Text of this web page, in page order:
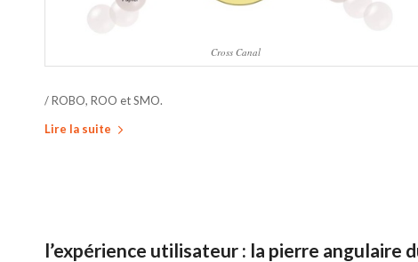
Cross Canal
/ ROBO, ROO et SMO.
Lire la suite
l’expérience utilisateur : la pierre angulaire